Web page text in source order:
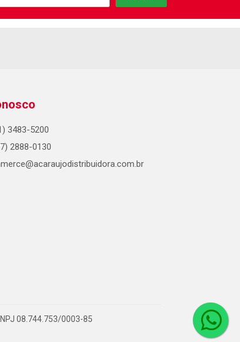
3483-5200
2888-0130
08.744.753/0003-85